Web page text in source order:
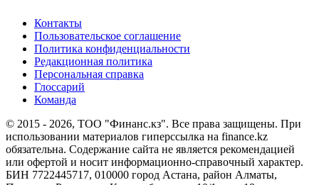
Контакты
Пользовательское соглашение
Политика конфиденциальности
Редакционная политика
Персональная справка
Глоссарий
Команда
© 2015 - 2026, ТОО "Финанс.кз". Все права защищены. При
использовании материалов гиперссылка на finance.kz
обязательна. Содержание сайта не является рекомендацией
или офертой и носит информационно-справочный характер.
БИН 7722445717, 010000 город Астана, район Алматы,